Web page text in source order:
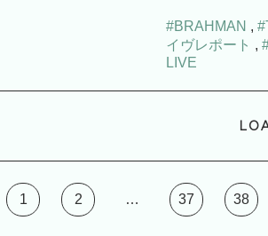
#BRAHMAN ,
イヴレポート ,
LIVE
1 2 … 37 38